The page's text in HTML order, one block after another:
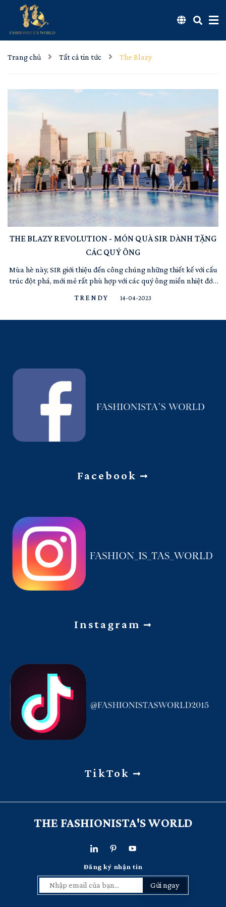
Trang chủ Tất cả tin tức The Blazy
THE BLAZY REVOLUTION - MÓN QUÀ SIR DÀNH TẶNG
CÁC QUÝ ÔNG
Mùa hè này, SIR giới thiệu đến công chúng những thiết kế với cấu
trúc đột phá, mới mẻ rất phù hợp với các quý ông miền nhiệt đới.
khó cử động khi diện các item sang trọng như Blazer với các thiết
TRENDY 14-04-2023
Facebook
Instagram
TikTok
THE FASHIONISTA'S WORLD
Đăng ký nhận tin
Gửi ngay